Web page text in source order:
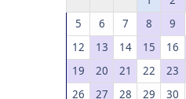
5
6 7 8 9
12
13 14 15 16
19
20 21 22 23
26
27 28 29 30